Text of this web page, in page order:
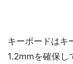
キーボードはキ
1.2mmを確保し